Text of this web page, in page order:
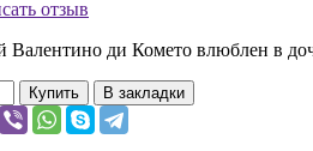
отзыв
ди Комето влюблен в
Купить В закладки